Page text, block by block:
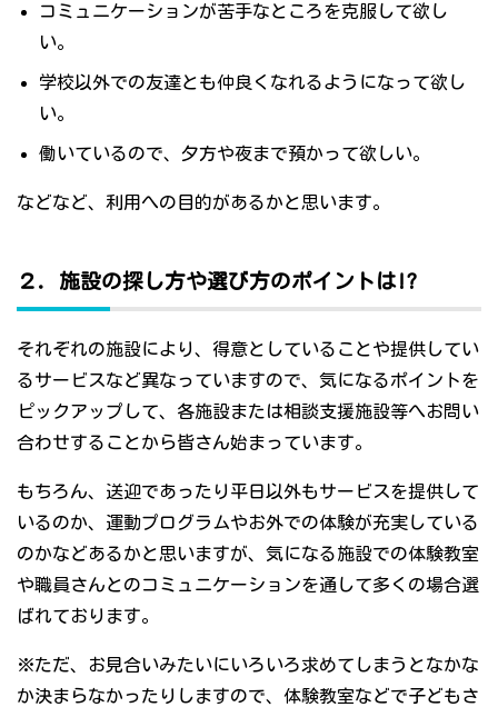
コミュニケーションが苦手なところを克服して欲し
い。
学校以外での友達とも仲良くなれるようになって欲し
い。
働いているので、夕方や夜まで預かって欲しい。
などなど、利用への目的があるかと思います。
２．施設の探し方や選び方のポイントは!?
それぞれの施設により、得意としていることや提供してい
るサービスなど異なっていますので、気になるポイントを
ピックアップして、各施設または相談支援施設等へお問い
合わせすることから皆さん始まっています。
もちろん、送迎であったり平日以外もサービスを提供して
いるのか、運動プログラムやお外での体験が充実している
のかなどあるかと思いますが、気になる施設での体験教室
や職員さんとのコミュニケーションを通して多くの場合選
ばれております。
※ただ、お見合いみたいにいろいろ求めてしまうとなかな
か決まらなかったりしますので、体験教室などで子どもさ